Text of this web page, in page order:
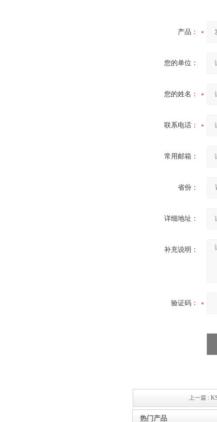
产品：
您的单位：
您的姓名：
联系电话：
常用邮箱：
省份：
详细地址：
补充说明：
验证码：
上一篇 :
热门产品